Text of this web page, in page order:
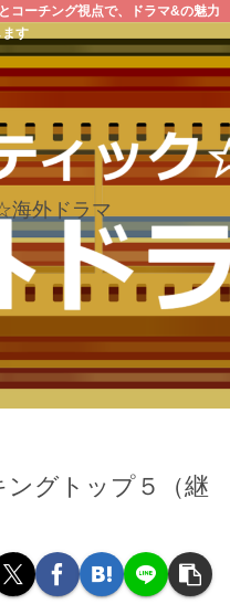
コーチング視点で、ドラマ&の魅力
す
海外ドラマ
グトップ５（継